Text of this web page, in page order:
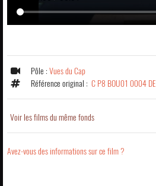
Pôle : Vues du Cap
Référence original : C P8 BOU01 0004 DE
Voir les films du même fonds
Avez-vous des informations sur ce film ?